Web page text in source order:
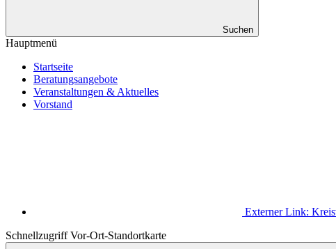
Suchen
Hauptmenü
Startseite
Beratungsangebote
Veranstaltungen & Aktuelles
Vorstand
Externer Link:
Schnellzugriff Vor-Ort-Standortkarte